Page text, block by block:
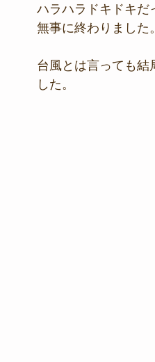
自然体験学習 バーベキュー
地域のこと
ハラハラドキドキだ
無事に終わりました。
台風とは言っても結
した。